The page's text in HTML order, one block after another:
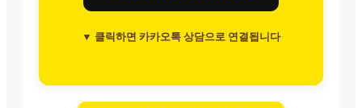
▼ 클릭하면 카카오톡 상담으로 연결됩니다